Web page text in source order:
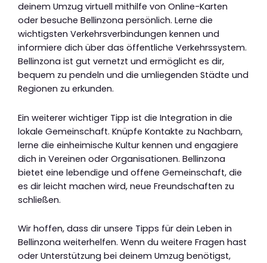
deinem Umzug virtuell mithilfe von Online-Karten
oder besuche Bellinzona persönlich. Lerne die
wichtigsten Verkehrsverbindungen kennen und
informiere dich über das öffentliche Verkehrssystem.
Bellinzona ist gut vernetzt und ermöglicht es dir,
bequem zu pendeln und die umliegenden Städte und
Regionen zu erkunden.
Ein weiterer wichtiger Tipp ist die Integration in die
lokale Gemeinschaft. Knüpfe Kontakte zu Nachbarn,
lerne die einheimische Kultur kennen und engagiere
dich in Vereinen oder Organisationen. Bellinzona
bietet eine lebendige und offene Gemeinschaft, die
es dir leicht machen wird, neue Freundschaften zu
schließen.
Wir hoffen, dass dir unsere Tipps für dein Leben in
Bellinzona weiterhelfen. Wenn du weitere Fragen hast
oder Unterstützung bei deinem Umzug benötigst,